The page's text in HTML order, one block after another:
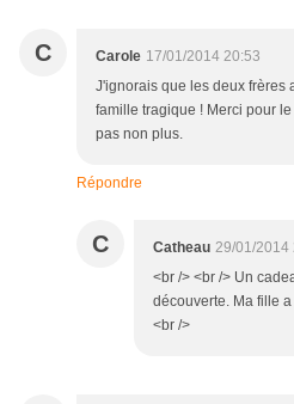
C Carole 17/01/2014 20:53
J'ignorais que les deux frères
famille tragique ! Merci pour
pas non plus.
Répondre
C Catheau 29/01/2014
<br /> <br /> Un
découverte. Ma fille
<br />